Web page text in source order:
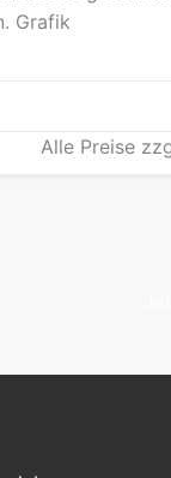
Grafik
Alle Preise